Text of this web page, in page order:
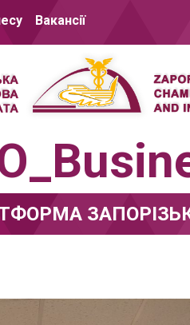
Вакансії